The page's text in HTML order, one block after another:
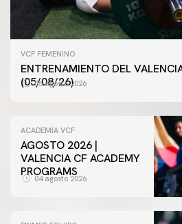
VCF FEMENINO
ENTRENAMIENTO DEL
(05/08/26)
05 agosto 2026
ACADEMIA VCF
AGOSTO 2026 |
VALENCIA CF ACADEMY
PROGRAMS
04 agosto 2026